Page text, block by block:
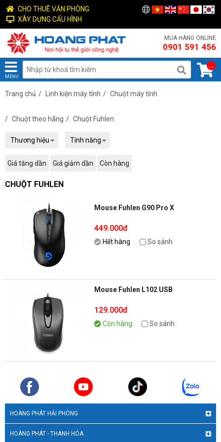
CHO THUÊ VĂN PHÒNG
XÂY DỰNG CẤU HÌNH
MUA HÀNG ONLINE
0901 591 456
MENU
...
Trang chủ / Linh kiện máy tính / Chuột máy tính
/ Chuột theo hãng / Chuột Fuhlen
Thương hiệu Tính năng
Giá tăng dần Giá giảm dần Còn hàng
CHUỘT FUHLEN
Mouse Fuhlen G90 Pro X
449.000đ
Hết hàng So sánh
Mouse Fuhlen L102 USB
129.000đ
Còn hàng So sánh
HOÀNG PHÁT HẢI PHÒNG
HOÀNG PHÁT - THANH HÓA